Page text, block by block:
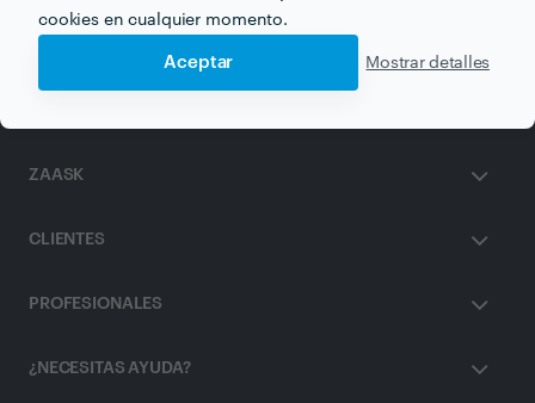
cookies en cualquier momento.
Aceptar Mostrar detalles
Psicólogo Infantil en palma-de-mallorca
ZAASK
CLIENTES
PROFESIONALES
¿NECESITAS AYUDA?